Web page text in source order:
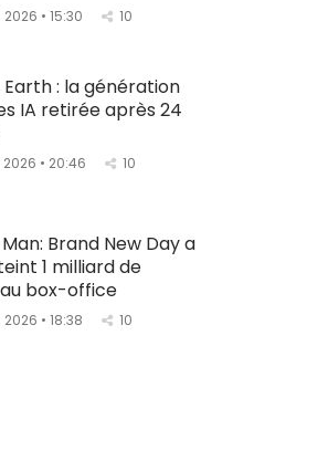
• 15:30 10
: la génération
IA retirée après 24
• 20:46 10
Brand New Day a
1 milliard de
box-office
• 18:38 10